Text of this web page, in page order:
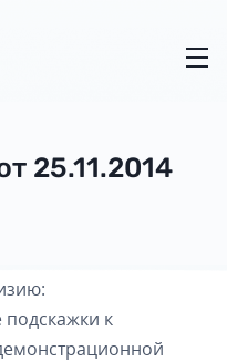
25.11.2014
к